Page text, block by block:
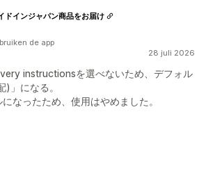
28 juli 2026
instructionsを選べないため、デフォル
)」になる。
なったため、使用はやめました。
ドインジャパン商品をお届け
de app